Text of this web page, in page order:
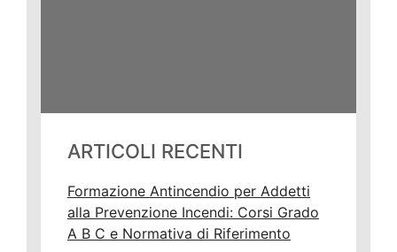
ARTICOLI RECENTI
Formazione Antincendio per Addetti
alla Prevenzione Incendi: Corsi Grado
A B C e Normativa di Riferimento